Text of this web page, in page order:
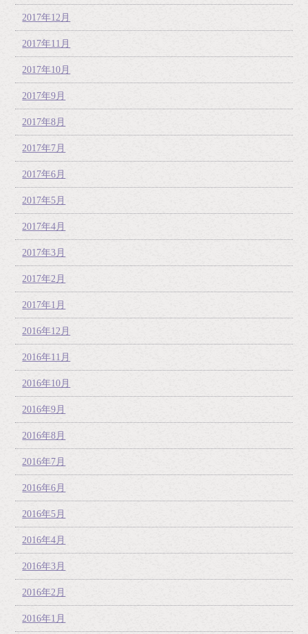
2017年12月
2017年11月
2017年10月
2017年9月
2017年8月
2017年7月
2017年6月
2017年5月
2017年4月
2017年3月
2017年2月
2017年1月
2016年12月
2016年11月
2016年10月
2016年9月
2016年8月
2016年7月
2016年6月
2016年5月
2016年4月
2016年3月
2016年2月
2016年1月